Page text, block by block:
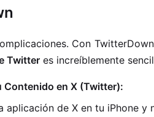
Con
Twitter es increíblemente
Contenido en X (Twitter):
aplicación de X en tu iPhone y